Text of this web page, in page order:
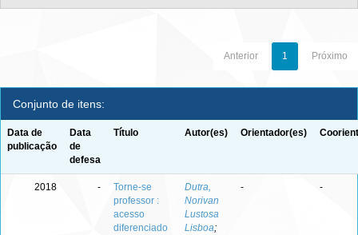
Anterior 1 Próximo
Conjunto de itens:
Data de
publicação
Data
de
defesa
Título Autor(es) Orientador(es)
2018 -
Torne-se
professor :
acesso
diferenciado
Dutra,
Norivan
Lustosa
Lisboa;
- -